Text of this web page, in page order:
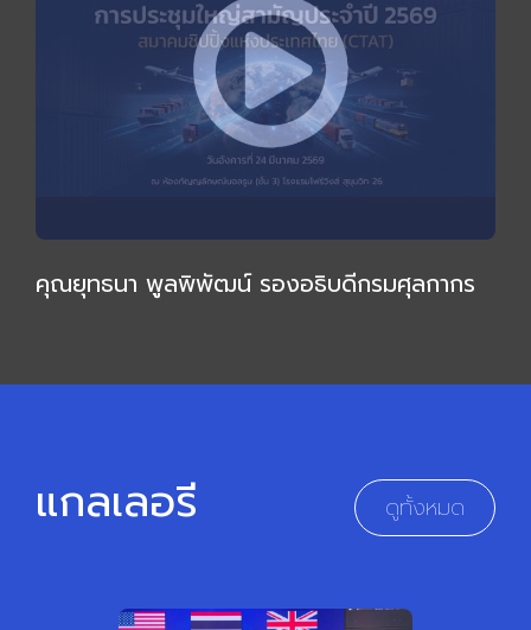
คุณยุทธนา พูลพิพัฒน์ รองอธิบดีกรมศุลกากร
แกลเลอรี ดูทั้งหมด